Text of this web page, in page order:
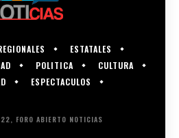
ESTATALES
POLITICA
CULTURA
ESPECTACULOS
FORO ABIERTO NOTICIAS